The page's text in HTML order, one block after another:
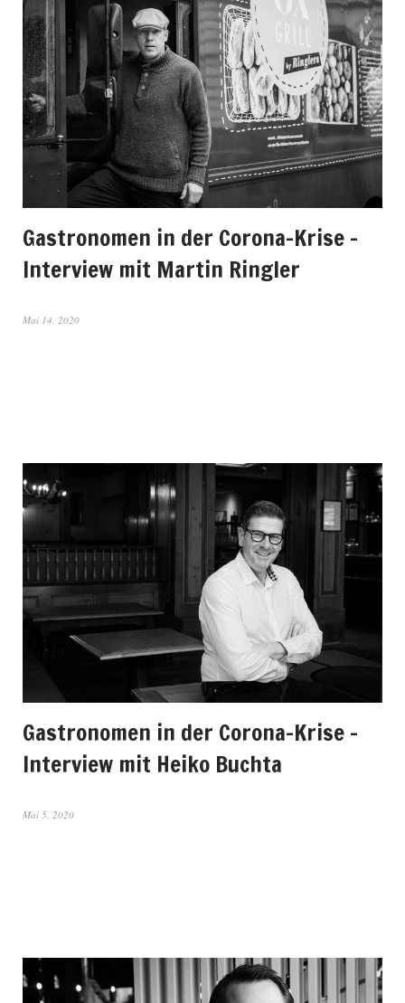
Gastronomen in der Corona-Krise –
Interview mit Martin Ringler
Mai 14, 2020
Gastronomen in der Corona-Krise –
Interview mit Heiko Buchta
Mai 5, 2020